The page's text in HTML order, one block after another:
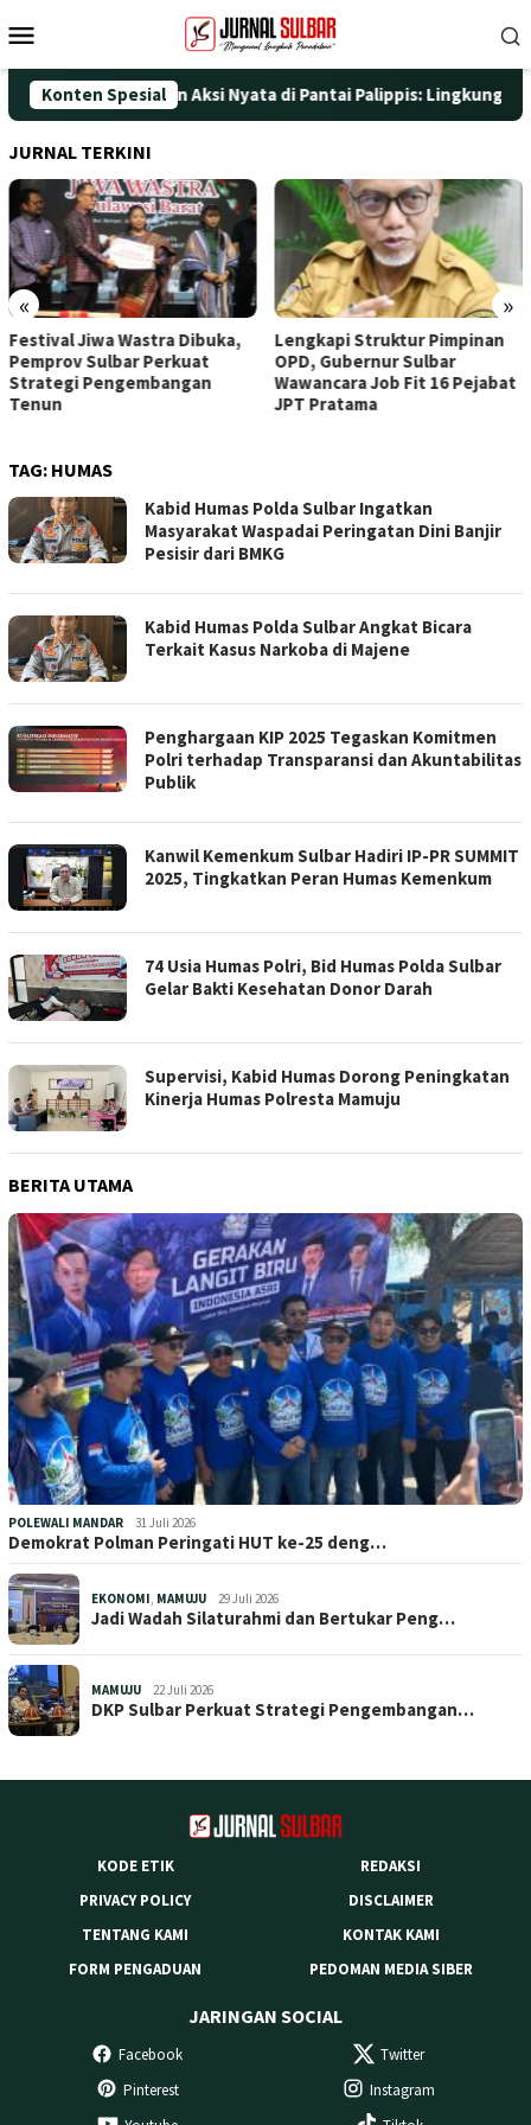
ke
Mobile
Konten Spesial
ke-25 dengan Aksi Nyata di Pantai Palippis: Lingkungan
JURNAL TERKINI
« »
Festival Jiwa Wastra Dibuka,
Pemprov Sulbar Perkuat
Strategi Pengembangan
Tenun
Lengkapi Struktur Pimpinan
OPD, Gubernur Sulbar
Wawancara Job Fit 16 Pejabat
JPT Pratama
TAG: HUMAS
Kabid Humas Polda Sulbar Ingatkan
Masyarakat Waspadai Peringatan Dini Banjir
Pesisir dari BMKG
Kabid Humas Polda Sulbar Angkat Bicara
Terkait Kasus Narkoba di Majene
Penghargaan KIP 2025 Tegaskan Komitmen
Polri terhadap Transparansi dan Akuntabilitas
Publik
Kanwil Kemenkum Sulbar Hadiri IP-PR SUMMIT
2025, Tingkatkan Peran Humas Kemenkum
74 Usia Humas Polri, Bid Humas Polda Sulbar
Gelar Bakti Kesehatan Donor Darah
Supervisi, Kabid Humas Dorong Peningkatan
Kinerja Humas Polresta Mamuju
BERITA UTAMA
POLEWALI MANDAR 31 Juli 2026
Demokrat Polman Peringati HUT ke-25 deng…
EKONOMI, MAMUJU 29 Juli 2026
Jadi Wadah Silaturahmi dan Bertukar Peng…
MAMUJU 22 Juli 2026
DKP Sulbar Perkuat Strategi Pengembangan…
KODE ETIK
REDAKSI
PRIVACY POLICY
DISCLAIMER
TENTANG KAMI
KONTAK KAMI
FORM PENGADUAN
PEDOMAN MEDIA SIBER
JARINGAN SOCIAL
Facebook
Twitter
Pinterest
Instagram